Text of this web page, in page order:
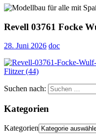
to
Revell 03761 Focke
28. Juni 2026 doc
Suchen nach:
Kategorien
Kategorien